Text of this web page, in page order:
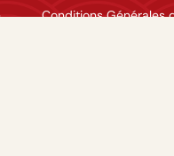
Conditions Générales